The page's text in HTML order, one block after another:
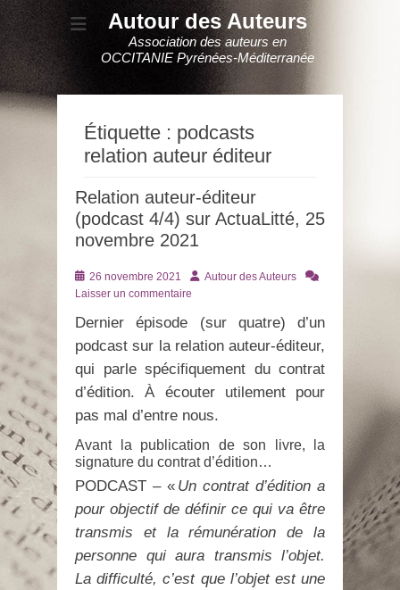
Autour des Auteurs
Association des auteurs en
OCCITANIE Pyrénées-Méditerranée
Étiquette : podcasts
relation auteur éditeur
Relation auteur-éditeur
(podcast 4/4) sur ActuaLitté, 25
novembre 2021
Posté
le
26 novembre 2021 AuteurAutour des Auteurs
Laisser un commentaire
Dernier épisode (sur quatre) d’un
podcast sur la relation auteur-éditeur,
qui parle spécifiquement du contrat
d’édition. À écouter utilement pour
pas mal d’entre nous.
Avant la publication de son livre, la
signature du contrat d’édition…
PODCAST – « Un contrat d’édition a
pour objectif de définir ce qui va être
transmis et la rémunération de la
personne qui aura transmis l’objet.
La difficulté, c’est que l’objet est une